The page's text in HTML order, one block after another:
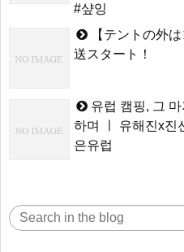
#샾잉
【テントの外
送スタート！
유럽 캠핑, 그
하며 ㅣ 유해진x진
은유럽